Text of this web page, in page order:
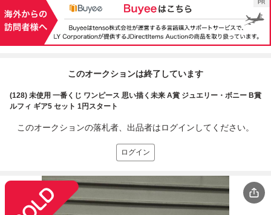
このオークションは終了しています
(128) 未使用 一番くじ ワンピース 思い描く未来 A賞 ジュエリー・ボニー B賞
ルフィ ギア5 セット 1円スタート
このオークションの落札者、出品者はログインしてください。
ログイン